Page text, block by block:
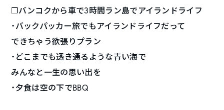
❐バンコクから車で3時間ラン島でアイランドライフ
・バックパッカー旅でもアイランドライフだって
できちゃう欲張りプラン
・どこまでも透き通るような青い海で
みんなと一生の思い出を
・夕食は空の下でBBQ